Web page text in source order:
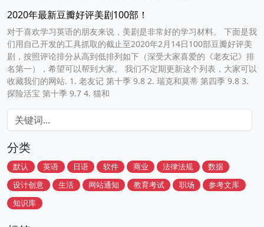
2020年最新豆瓣好评美剧100部！
对于喜欢学习英语的朋友来说，美剧是非常好的学习材料。 下面是我
们用自己开发的工具抓取的截止至2020年2月14日100部豆瓣好评美
剧，按照评论排分从高到低排列如下（深受大家喜爱的《老友记》排
名第一），希望可以帮到大家。 我们不定期更新这个列表，大家可以
收藏我们的网站. 1. 老友记 第十季 9.8 2. 瑞克和莫蒂 第四季 9.8 3.
探险活宝 第十季 9.7 4. 猫和
分类
默认 英语 日语 软件 商业 法律法规
数据
设计创意
生活 网站通知 教育考试 职场
参考文库
知识库